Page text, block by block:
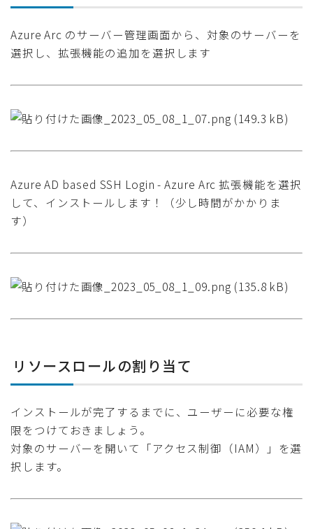
Azure Arc のサーバー管理画面から、対象のサーバーを
選択し、拡張機能の追加を選択します
Azure AD based SSH Login - Azure Arc 拡張機能を選択
して、インストールします！（少し時間がかかりま
す）
リソースロールの割り当て
インストールが完了するまでに、ユーザーに必要な権
限をつけておきましょう。
対象のサーバーを開いて「アクセス制御（IAM）」を選
択します。